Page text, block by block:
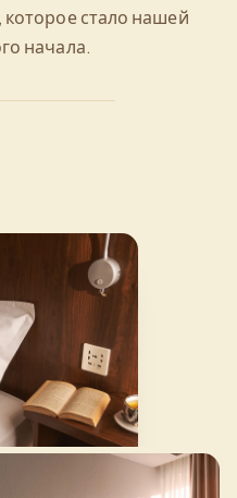
которое стало нашей
начала.